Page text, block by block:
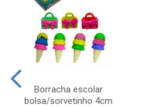
Borracha escolar
bolsa/sorvetinho 4cm